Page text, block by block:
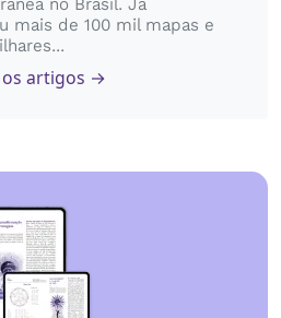
no Brasil. Já
mais de 100 mil mapas e
artigos →